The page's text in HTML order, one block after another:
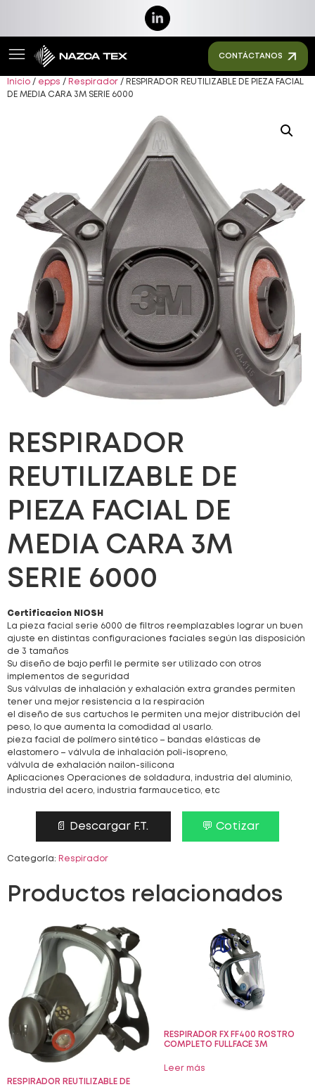
CONTÁCTANOS
Inicio / epps / Respirador / RESPIRADOR REUTILIZABLE DE PIEZA FACIAL
DE MEDIA CARA 3M SERIE 6000
RESPIRADOR
REUTILIZABLE DE
PIEZA FACIAL DE
MEDIA CARA 3M
SERIE 6000
Certificacion NIOSH
La pieza facial serie 6000 de filtros reemplazables lograr un buen
ajuste en distintas configuraciones faciales según las disposición
de 3 tamaños
Su diseño de bajo perfil le permite ser utilizado con otros
implementos de seguridad
Sus válvulas de inhalación y exhalación extra grandes permiten
tener una mejor resistencia a la respiración
el diseño de sus cartuchos le permiten una mejor distribución del
peso, lo que aumenta la comodidad al usarlo.
pieza facial de polímero sintético – bandas elásticas de
elastomero – válvula de inhalación poli-isopreno,
válvula de exhalación nailon-silicona
Aplicaciones Operaciones de soldadura, industria del aluminio,
industria del acero, industria farmaucetico, etc
📄 Descargar F.T. 💬 Cotizar
Categoría: Respirador
Productos relacionados
RESPIRADOR REUTILIZABLE DE
RESPIRADOR FX FF400 ROSTRO
COMPLETO FULLFACE 3M
Leer más